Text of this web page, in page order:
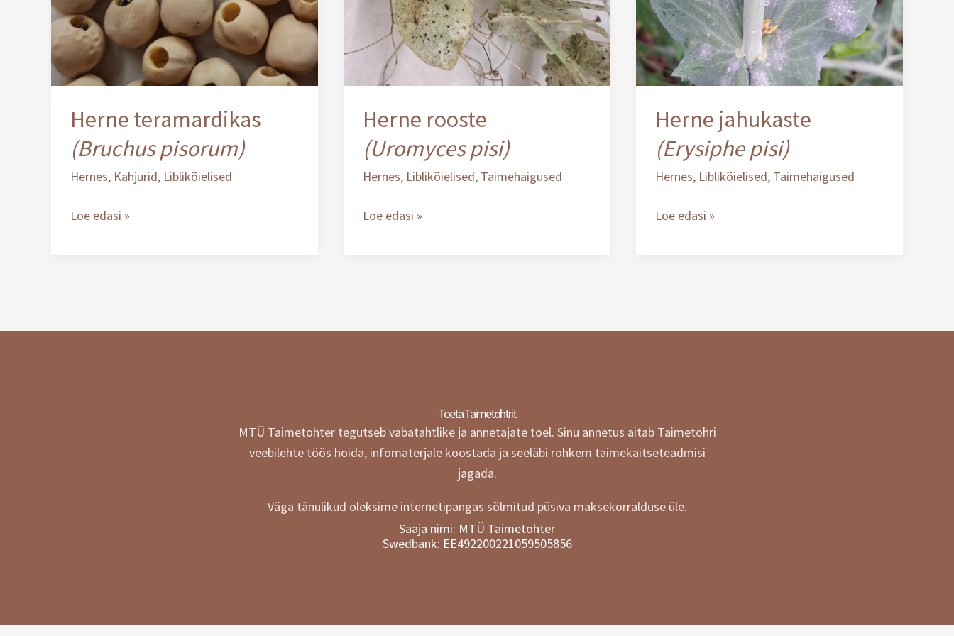
Herne teramardikas
(Bruchus pisorum)
Hernes, Kahjurid, Liblikõielised
Loe edasi »
Herne rooste
(Uromyces pisi)
Hernes, Liblikõielised, Taimehaigused
Loe edasi »
Herne jahukaste
(Erysiphe pisi)
Hernes, Liblikõielised, Taimehaigused
Loe edasi »
Toeta Taimetohtrit
MTÜ Taimetohter tegutseb vabatahtlike ja annetajate toel. Sinu annetus aitab Taimetohri
veebilehte töös hoida, infomaterjale koostada ja seeläbi rohkem taimekaitseteadmisi
jagada.
Väga tänulikud oleksime internetipangas sõlmitud püsiva maksekorralduse üle.
Saaja nimi: MTÜ Taimetohter
Swedbank: EE492200221059505856